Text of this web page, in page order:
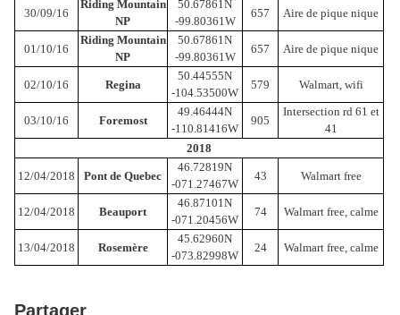
30/09/16
Riding Mountain
NP
50.67861N
-99.80361W
657 Aire de pique nique
01/10/16
Riding Mountain
NP
50.67861N
-99.80361W
657 Aire de pique nique
02/10/16 Regina
50.44555N
-104.53500W
579 Walmart, wifi
03/10/16 Foremost
49.46444N
-110.81416W
905
Intersection rd 61 et
41
2018
12/04/2018 Pont de Quebec
46.72819N
-071.27467W
43 Walmart free
12/04/2018 Beauport
46.87101N
-071.20456W
74 Walmart free, calme
13/04/2018 Rosemère
45.62960N
-073.82998W
24 Walmart free, calme
Partager